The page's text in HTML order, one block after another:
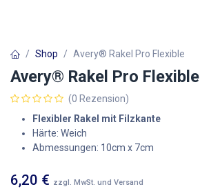
Shop Avery® Rakel Pro Flexible
Avery® Rakel Pro Flexible
(0 Rezension)
Flexibler Rakel mit Filzkante
Härte: Weich
Abmessungen: 10cm x 7cm
6,20 € zzgl. MwSt. und Versand